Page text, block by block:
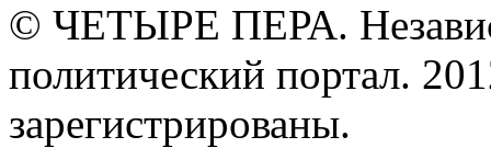
© ЧЕТЫРЕ ПЕРА.
политический портал.
зарегистрированы.